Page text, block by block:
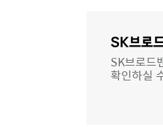
SK브로
SK브로드
확인하실